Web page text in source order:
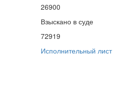
26900
Взыскано в суде
72919
Исполнительный лист